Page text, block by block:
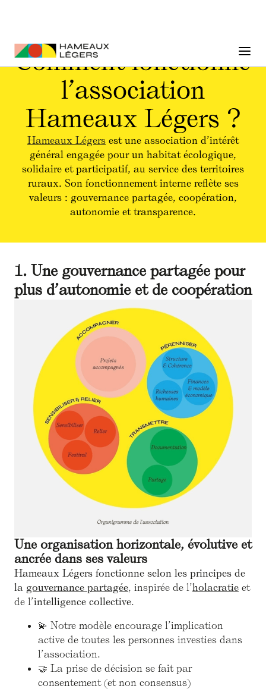
Comment fonctionne
l’association
Hameaux Légers ?
Hameaux Légers est une association d’intérêt
général engagée pour un habitat écologique,
solidaire et participatif, au service des territoires
ruraux. Son fonctionnement interne reflète ses
valeurs : gouvernance partagée, coopération,
autonomie et transparence.
1. Une gouvernance partagée pour
plus d’autonomie et de coopération
Une organisation horizontale, évolutive et
ancrée dans ses valeurs
Hameaux Légers fonctionne selon les principes de
la gouvernance partagée, inspirée de l’holacratie et
de l’intelligence collective.
💫 Notre modèle encourage l’implication
active de toutes les personnes investies dans
l’association.
🤝 La prise de décision se fait par
consentement (et non consensus)